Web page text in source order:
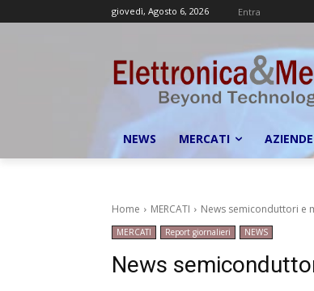
giovedì, Agosto 6, 2026 Entra
NEWS MERCATI AZIENDE
Home MERCATI News semiconduttori e
MERCATI Report giornalieri NEWS
News